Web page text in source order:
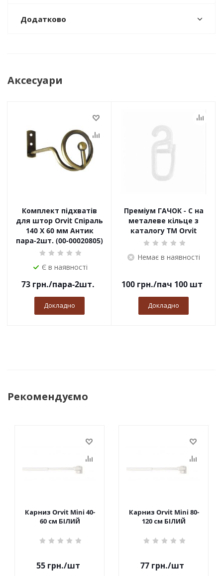
Додатково
Аксесуари
Комплект підхватів
для штор Orvit Спіраль
140 Х 60 мм Антик
пара-2шт. (00-00020805)
Є в наявності
73грн./пара-2шт.
Докладно
Преміум ГАЧОК - С на
металеве кільце з
каталогу TM Orvit
Немає в наявності
100грн./пач 100 шт
Докладно
Рекомендуємо
Карниз Orvit Mini 40-
60 см БІЛИЙ
55грн./шт
Карниз Orvit Mini 80-
120 см БІЛИЙ
77грн./шт